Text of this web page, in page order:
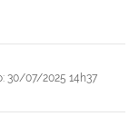
: 30/07/2025 14h37